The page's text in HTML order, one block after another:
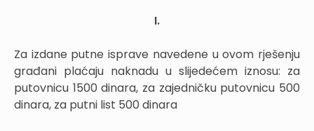
I.
Za izdane putne isprave navedene u ovom rješenju
građani plaćaju naknadu u slijedećem iznosu: za
putovnicu 1500 dinara, za zajedničku putovnicu 500
dinara, za putni list 500 dinara